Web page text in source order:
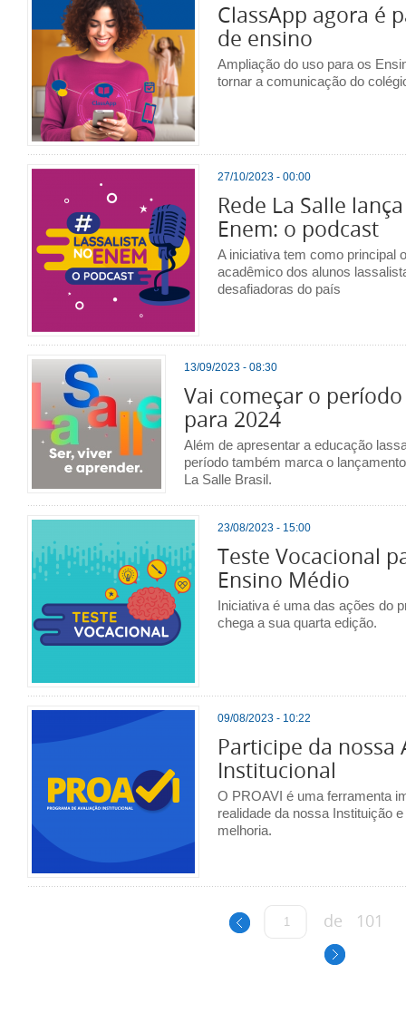
ClassApp agora é
de ensino
Ampliação do uso para os
tornar a comunicação do
27/10/2023 - 00:00
Rede La Salle
Enem: o podcast
A iniciativa tem como principal
acadêmico dos alunos
desafiadoras do país
13/09/2023 - 08:30
Vai começar o
para 2024
Além de apresentar a educação
período também marca o
La Salle Brasil.
23/08/2023 - 15:00
Teste Vocacional
Ensino Médio
Iniciativa é uma das ações do
chega a sua quarta edição.
09/08/2023 - 10:22
Participe da nossa
Institucional
O PROAVI é uma ferramenta
realidade da nossa Instituição
melhoria.
de 101